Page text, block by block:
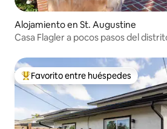
Alojamiento en St. Augustine
Casa Flagler a pocos pasos del
Favorito entre huéspedes preferido
Favorito entre huéspedes